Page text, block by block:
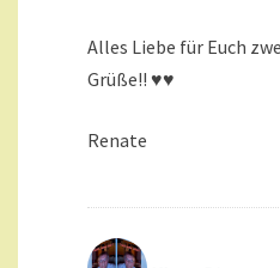
Alles Liebe für Euch
Grüße!! ♥♥
Renate